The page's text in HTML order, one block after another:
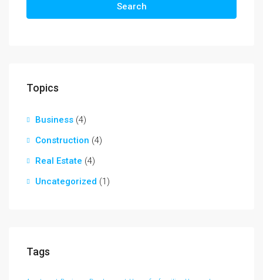
Search
Topics
Business (4)
Construction (4)
Real Estate (4)
Uncategorized (1)
Tags